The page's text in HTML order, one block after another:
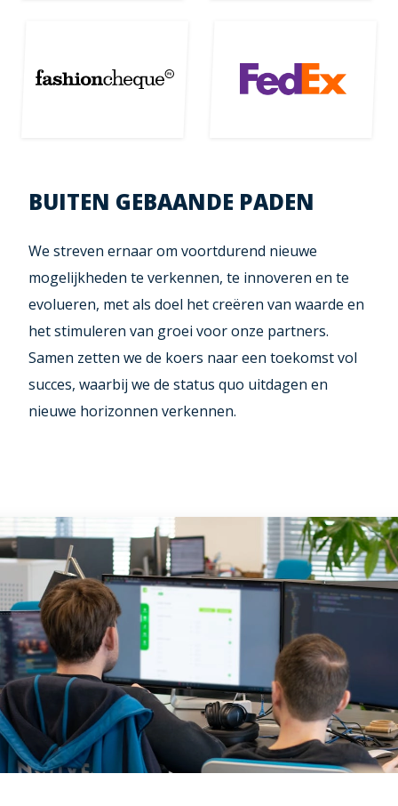
BUITEN GEBAANDE PADEN
We streven ernaar om voortdurend nieuwe
mogelijkheden te verkennen, te innoveren en te
evolueren, met als doel het creëren van waarde en
het stimuleren van groei voor onze partners.
Samen zetten we de koers naar een toekomst vol
succes, waarbij we de status quo uitdagen en
nieuwe horizonnen verkennen.